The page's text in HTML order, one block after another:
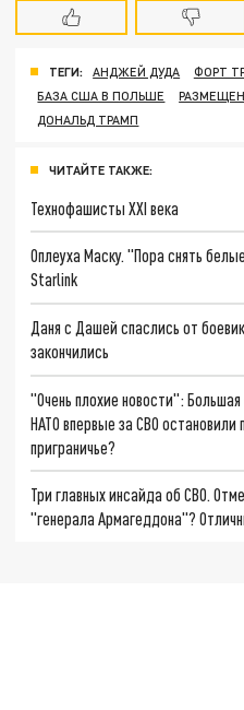
ТЕГИ: АНДЖЕЙ ДУДА ФОРТ
БАЗА США В ПОЛЬШЕ
ДОНАЛЬД ТРАМП
ЧИТАЙТЕ ТАКЖЕ:
Технофашисты XXI века
Оплеуха Маску. "Пора снять
Starlink
Даня с Дашей спаслись от
закончились
"Очень плохие новости":
НАТО впервые за СВО
приграничье?
Три главных инсайда об СВО.
"генерала Армагеддона"?